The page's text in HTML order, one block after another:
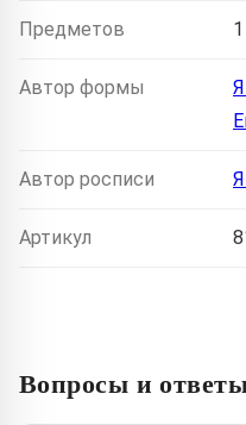
Предметов 1
Автор формы
Автор росписи
Артикул
Вопросы и